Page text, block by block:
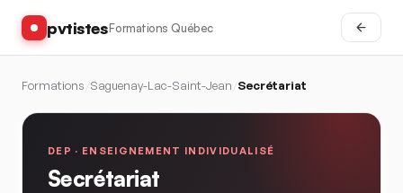
pvtistesFormations Québec
Formations Saguenay-Lac-Saint-Jean Secrétariat
DEP · ENSEIGNEMENT INDIVIDUALISÉ
Secrétariat